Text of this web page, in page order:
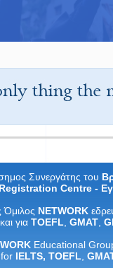
Συνεργάτης του
Centre -
Όμιλος NETWORK
και για TOEFL GMAT
Educational
IELTS, TOEFL GMA